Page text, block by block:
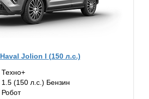
Haval Jolion I (150 л.с.)
Техно+
1.5 (150 л.с.) Бензин
Робот